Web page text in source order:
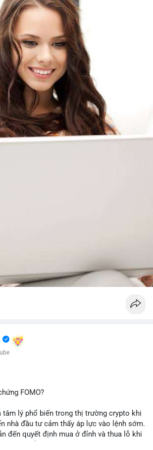
FOMO?
tâm lý phổ biến trong thị trường crypto khi
nhà đầu tư cảm thấy áp lực vào lệnh sớm.
đến quyết định mua ở đỉnh và thua lỗ khi